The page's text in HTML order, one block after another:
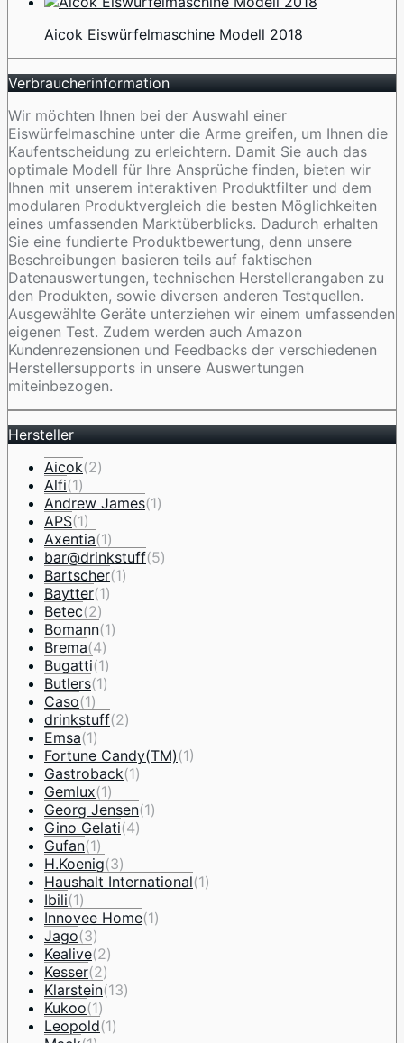
Aicok Eiswürfelmaschine Modell 2018
Verbraucherinformation
Wir möchten Ihnen bei der Auswahl einer
Eiswürfelmaschine unter die Arme greifen, um Ihnen die
Kaufentscheidung zu erleichtern. Damit Sie auch das
optimale Modell für Ihre Ansprüche finden, bieten wir
Ihnen mit unserem interaktiven Produktfilter und dem
modularen Produktvergleich die besten Möglichkeiten
eines umfassenden Marktüberblicks. Dadurch erhalten
Sie eine fundierte Produktbewertung, denn unsere
Beschreibungen basieren teils auf faktischen
Datenauswertungen, technischen Herstellerangaben zu
den Produkten, sowie diversen anderen Testquellen.
Ausgewählte Geräte unterziehen wir einem umfassenden
eigenen Test. Zudem werden auch Amazon
Kundenrezensionen und Feedbacks der verschiedenen
Herstellersupports in unsere Auswertungen
miteinbezogen.
Hersteller
Aicok(2)
Alfi(1)
Andrew James(1)
APS(1)
Axentia(1)
bar@drinkstuff(5)
Bartscher(1)
Baytter(1)
Betec(2)
Bomann(1)
Brema(4)
Bugatti(1)
Butlers(1)
Caso(1)
drinkstuff(2)
Emsa(1)
Fortune Candy(TM)(1)
Gastroback(1)
Gemlux(1)
Georg Jensen(1)
Gino Gelati(4)
Gufan(1)
H.Koenig(3)
Haushalt International(1)
Ibili(1)
Innovee Home(1)
Jago(3)
Kealive(2)
Kesser(2)
Klarstein(13)
Kukoo(1)
Leopold(1)